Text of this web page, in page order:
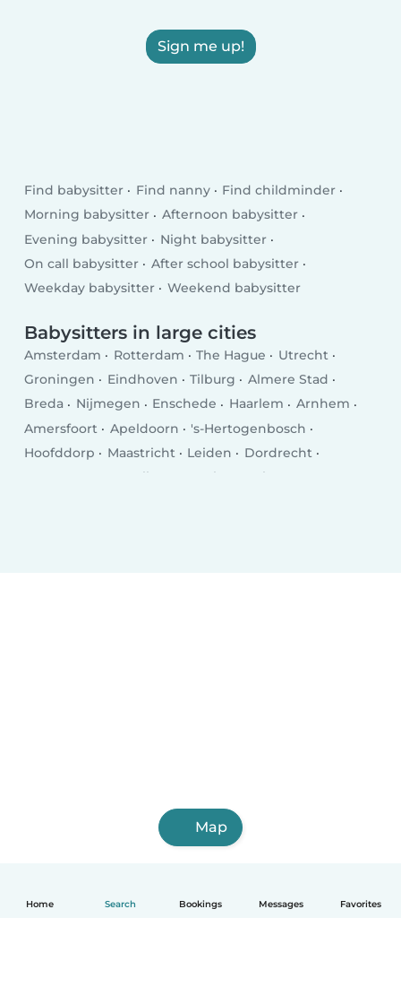
Home Search Bookings Messages Favorites
Sign me up!
Find babysitter Find nanny
Find childminder
Morning babysitter
Afternoon babysitter
Evening babysitter
Night babysitter
On call babysitter
After school babysitter
Weekday babysitter
Weekend babysitter
Babysitters in large cities
Amsterdam Rotterdam The Hague
Utrecht
Groningen
Eindhoven Tilburg
Almere Stad
Breda
Nijmegen Enschede Haarlem
Arnhem
Amersfoort
Apeldoorn
's-Hertogenbosch
Hoofddorp
Maastricht Leiden
Dordrecht
Zwolle Hengelo Venlo
Map